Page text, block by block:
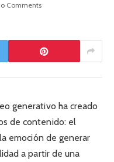
Comments
generativo ha creado
de contenido: el
emoción de generar
a partir de una